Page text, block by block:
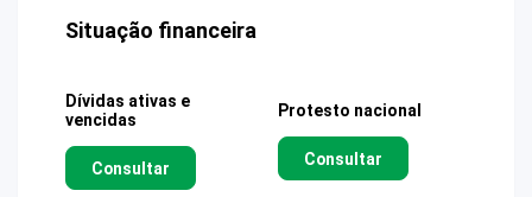
Situação financeira
Dívidas ativas e
vencidas
Consultar
Protesto nacional
Consultar